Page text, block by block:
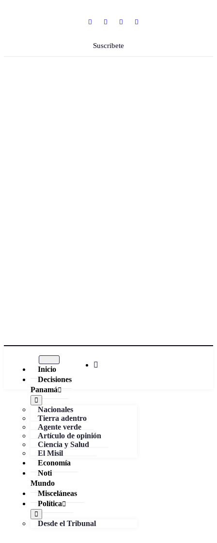
Suscribete
Inicio
Decisiones
Panamá
Nacionales
Tierra adentro
Agente verde
Artículo de opinión
Ciencia y Salud
El Misil
Economía
Noti
Mundo
Misceláneas
Política
Desde el Tribunal